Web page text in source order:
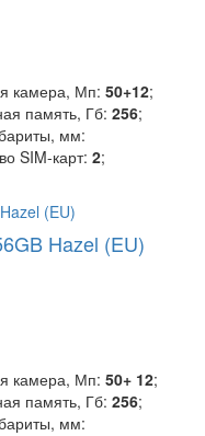
камера, Мп: 50+12;
память, Гб: 256;
мм:
SIM-карт: 2;
Hazel (EU)
камера, Мп: 50+ 12;
память, Гб: 256;
мм: